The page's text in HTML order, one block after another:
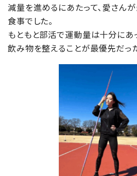
減量を進めるにあたって、愛さん
食事でした。
もともと部活で運動量は十分にあ
飲み物を整えることが最優先だっ